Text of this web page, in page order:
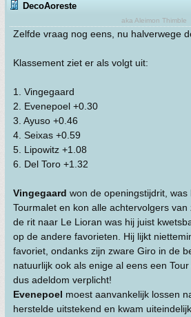
DecoAoreste
aka Aleimon Thimble
Zelfde vraag nog eens, nu halverwege
Klassement ziet er als volgt uit:
1. Vingegaard
2. Evenepoel +0.30
3. Ayuso +0.46
4. Seixas +0.59
5. Lipowitz +1.08
6. Del Toro +1.32
Vingegaard won de openingstijdrit,
Tourmalet en kon alle achtervolgers
de rit naar Le Lioran was hij juist
op de andere favorieten. Hij lijkt
favoriet, ondanks zijn zware Giro in de
natuurlijk ook als enige al eens een
dus adeldom verplicht!
Evenepoel moest aanvankelijk lossen
herstelde uitstekend en kwam